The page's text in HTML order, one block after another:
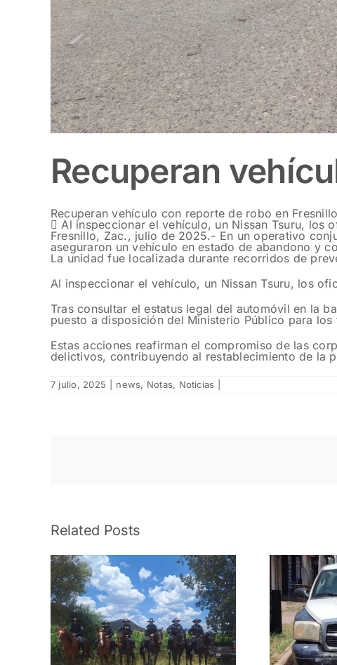
Recuperan
Recuperan vehículo con reporte de robo en Fresnillo
 Al inspeccionar el vehículo, un Nissan Tsuru, los
Fresnillo, Zac., julio de 2025.- En un operativo
aseguraron un vehículo en estado de abandono y
La unidad fue localizada durante recorridos de
Al inspeccionar el vehículo, un Nissan Tsuru, los
Tras consultar el estatus legal del automóvil en la
puesto a disposición del Ministerio Público para
Estas acciones reafirman el compromiso de las
delictivos, contribuyendo al restablecimiento de la
7 julio, 2025 news, Notas, Noticias
Related Posts
Asegura FRIZ una
camioneta con
reporte de robo en